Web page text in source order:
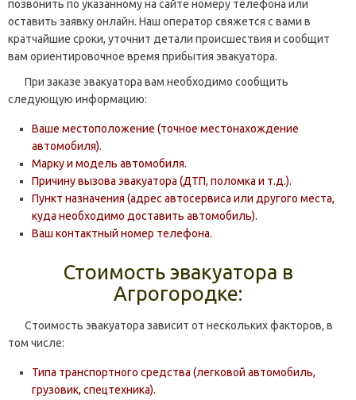
позвонить по указанному на сайте номеру телефона или
оставить заявку онлайн. Наш оператор свяжется с вами в
кратчайшие сроки, уточнит детали происшествия и сообщит
вам ориентировочное время прибытия эвакуатора.
При заказе эвакуатора вам необходимо сообщить
следующую информацию:
Ваше местоположение (точное местонахождение
автомобиля).
Марку и модель автомобиля.
Причину вызова эвакуатора (ДТП, поломка и т.д.).
Пункт назначения (адрес автосервиса или другого места,
куда необходимо доставить автомобиль).
Ваш контактный номер телефона.
Стоимость эвакуатора в
Агрогородке:
Стоимость эвакуатора зависит от нескольких факторов, в
том числе:
Типа транспортного средства (легковой автомобиль,
грузовик, спецтехника).